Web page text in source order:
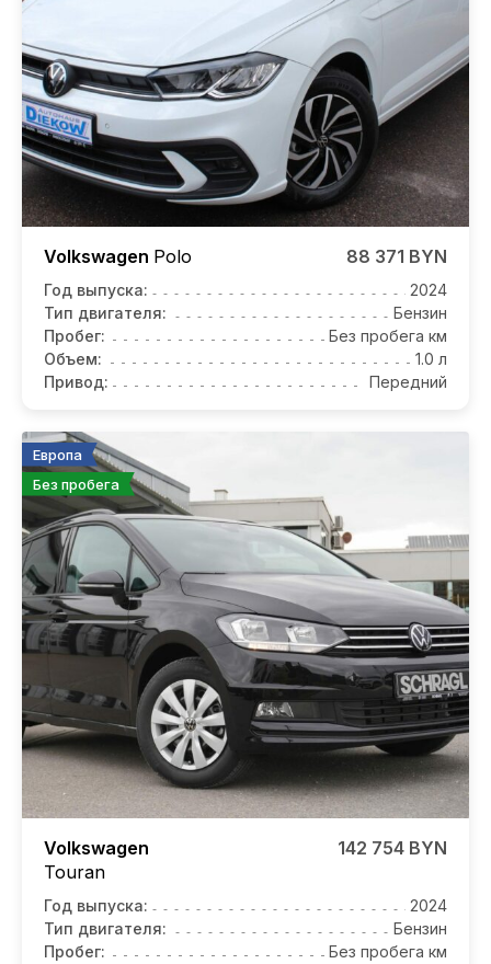
Volkswagen Polo 88 371 BYN
Год выпуска:
2024
Тип двигателя:
Бензин
Пробег:
Без пробега км
Объем:
1.0 л
Привод:
Передний
Европа
Без пробега
Volkswagen
Touran
142 754 BYN
Год выпуска:
2024
Тип двигателя:
Бензин
Пробег:
Без пробега км